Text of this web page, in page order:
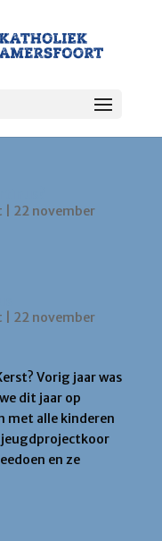
22 november
22 november
Vorig jaar was
dit jaar op
met alle kinderen
en ze